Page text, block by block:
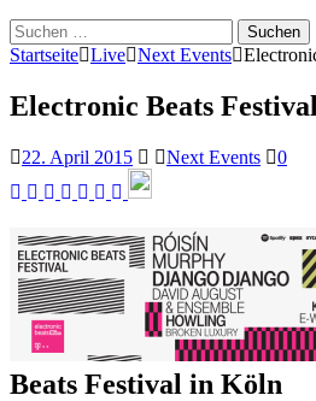
Suchen
nach:
Startseite Live Next Events
Electronic Beats
22. April 2015 Next Events 0
Beats Festival in Köln